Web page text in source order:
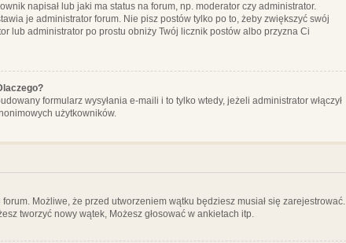
napisał lub jaki ma status na forum, np. moderator czy administrator.
je administrator forum. Nie pisz postów tylko po to, żeby zwiększyć swój
lub administrator po prostu obniży Twój licznik postów albo przyzna Ci
formularz wysyłania e-maili i to tylko wtedy, jeżeli administrator włączył
użytkowników.
Możliwe, że przed utworzeniem wątku będziesz musiał się zarejestrować.
tworzyć nowy wątek, Możesz głosować w ankietach itp.